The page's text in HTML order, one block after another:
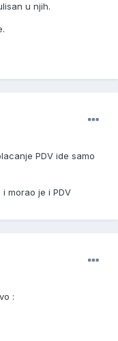
u njih.
PDV ide samo
morao je i PDV
Aqua jezivo :